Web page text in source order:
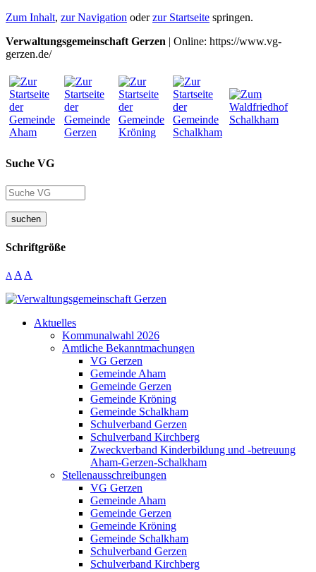
Zum Inhalt, zur Navigation oderzur Startseite springen.
Verwaltungsgemeinschaft Gerzen | Online: https://www.vg-
gerzen.de/
Suche VG
suchen
Schriftgröße
A A A
Aktuelles
Kommunalwahl 2026
Amtliche Bekanntmachungen
VG Gerzen
Gemeinde Aham
Gemeinde Gerzen
Gemeinde Kröning
Gemeinde Schalkham
Schulverband Gerzen
Schulverband Kirchberg
Zweckverband Kinderbildung und -betreuung
Aham-Gerzen-Schalkham
Stellenausschreibungen
VG Gerzen
Gemeinde Aham
Gemeinde Gerzen
Gemeinde Kröning
Gemeinde Schalkham
Schulverband Gerzen
Schulverband Kirchberg